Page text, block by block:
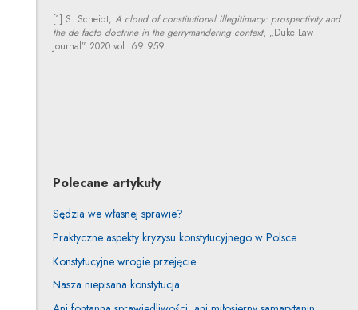
[1] S. Scheidt, A cloud of constitutional illegitimacy: prospectivity and
the de facto doctrine in the gerrymandering context, „Duke Law
Journal” 2020 vol. 69:959.
Polecane artykuły
Sędzia we własnej sprawie?
Praktyczne aspekty kryzysu konstytucyjnego w Polsce
Konstytucyjne wrogie przejęcie
Nasza niepisana konstytucja